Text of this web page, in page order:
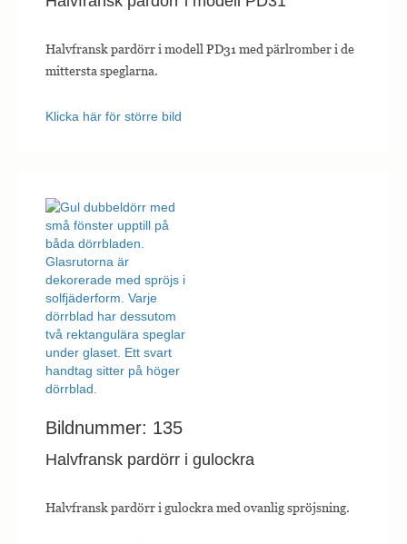
Halvfransk pardörr i modell PD31 med pärlromber i de
mittersta speglarna.
Klicka här för större bild
Bildnummer: 135
Halvfransk pardörr i gulockra
Halvfransk pardörr i gulockra med ovanlig spröjsning.